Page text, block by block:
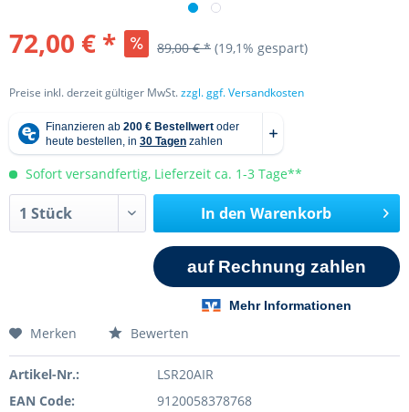
72,00 € * 89,00 € * (19,1% gespart)
Preise inkl. derzeit gültiger MwSt.zzgl. ggf. Versandkosten
Sofort versandfertig, Lieferzeit ca. 1-3 Tage**
In den Warenkorb
Merken Bewerten
Artikel-Nr.:
LSR20AIR
EAN Code:
9120058378768